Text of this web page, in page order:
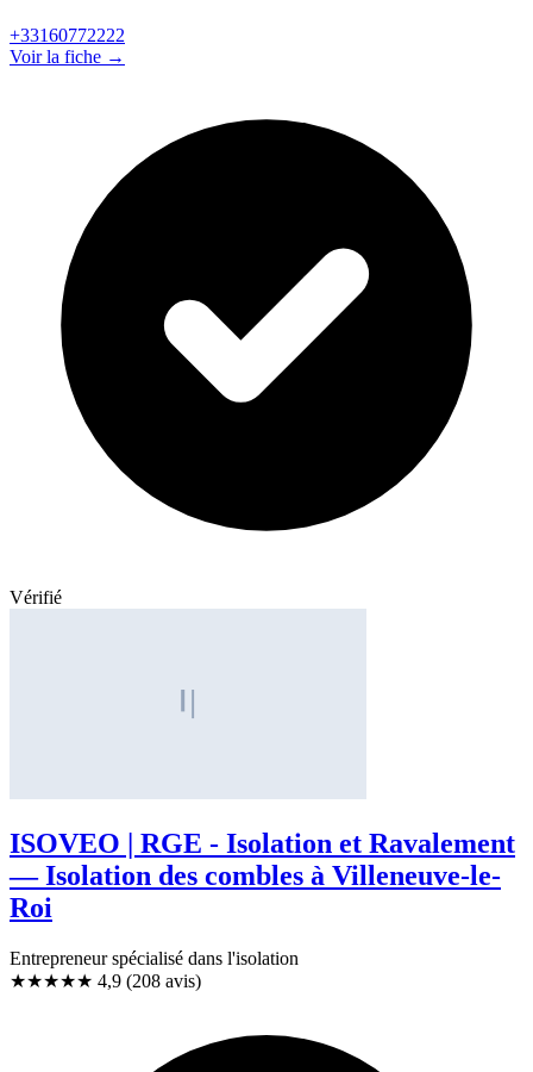
+33160772222
Voir la fiche →
Vérifié
ISOVEO | RGE - Isolation et Ravalement
— Isolation des combles à Villeneuve-le-
Roi
Entrepreneur spécialisé dans l'isolation
★★★★★ 4,9 (208 avis)